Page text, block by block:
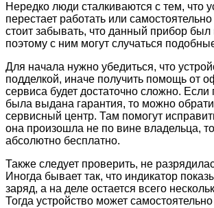
Нередко люди сталкиваются с тем, что
перестает работать или
стоит забывать, что данный прибор
поэтому с ним могут случаться
Для начала нужно убедиться, что
подделкой, иначе получить помощь от
сервиса будет достаточно сложно. Если
была выдана гарантия, то можно
сервисный центр. Там помогут
она произошла не по вине владельца,
абсолютно бесплатно.
Также следует проверить, не
Иногда бывает так, что индикатор
заряд, а на деле остается всего
Тогда устройство может